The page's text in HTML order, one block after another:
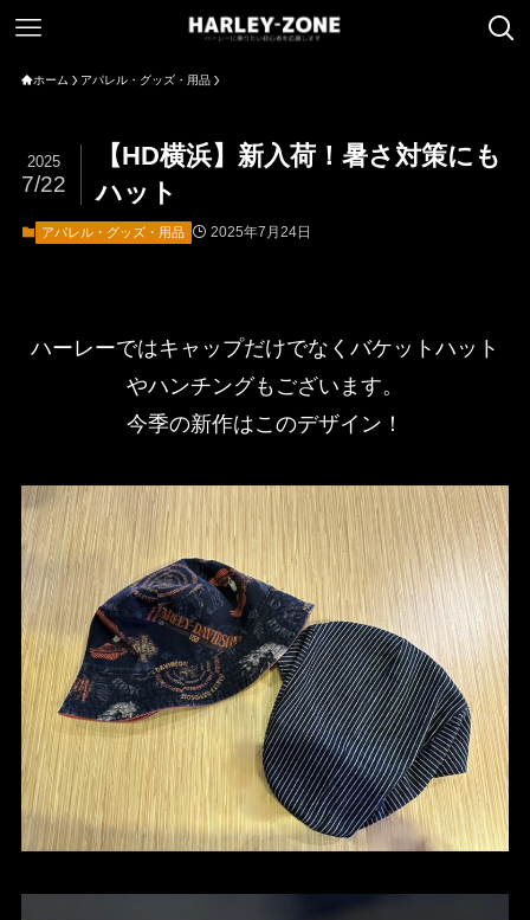
ホーム アパレル・グッズ・用品
【HD横浜】新入荷！暑さ対策にも
ハット
2025
7/22
アパレル・グッズ・用品 2025年7月24日
ハーレーではキャップだけでなくバケットハット
やハンチングもございます。
今季の新作はこのデザイン！